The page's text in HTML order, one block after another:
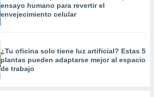
ensayo humano para revertir el
envejecimiento celular
¿Tu oficina solo tiene luz artificial? Estas 5
plantas pueden adaptarse mejor al espacio
de trabajo